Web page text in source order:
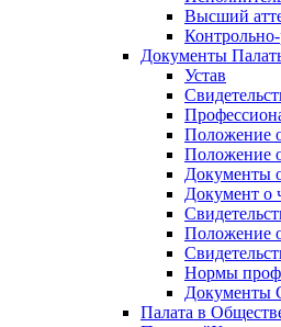
Высший
Документы
Устав
Положение
Положение
Документы
Документ о
Положение
Нормы
Документы
Палата в